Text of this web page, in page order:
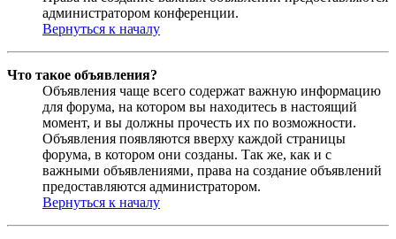
администратором конференции.
Вернуться к началу
Что такое объявления?
Объявления чаще всего содержат важную информацию
для форума, на котором вы находитесь в настоящий
момент, и вы должны прочесть их по возможности.
Объявления появляются вверху каждой страницы
форума, в котором они созданы. Так же, как и с
важными объявлениями, права на создание объявлений
предоставляются администратором.
Вернуться к началу